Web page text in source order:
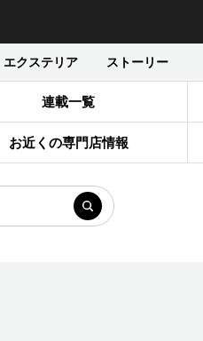
エクステリア ストーリー
連載一覧
お近くの専門店情報